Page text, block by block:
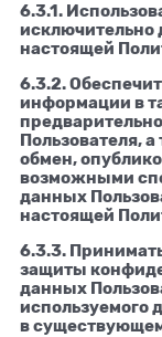
6.3.1.
исключительно
настоящей
6.3.2.
информации в
Пользователя,
обмен,
возможными
данных
настоящей
6.3.3.
защиты
данных
используемого
в